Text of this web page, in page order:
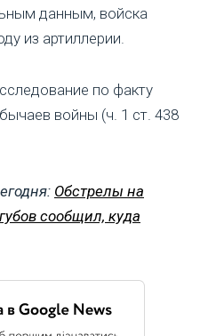
данным, войска
из артиллерии.
по факту
войны (ч. 1 ст. 438
Обстрелы на
сообщил, куда